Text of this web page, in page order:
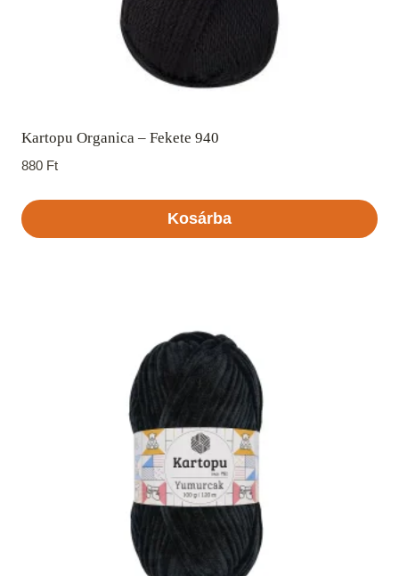
Kartopu Organica – Fekete 940
880 Ft
Kosárba